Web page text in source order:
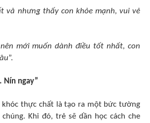
vả nhưng thấy con khỏe mạnh, vui vẻ
mới muốn dành điều tốt nhất, con
”.
Nín ngay”
khóc thực chất là tạo ra một bức tường
Khi đó, trẻ sẽ dần học cách che